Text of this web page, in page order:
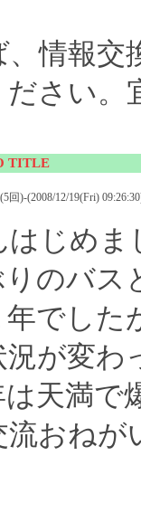
、情報交
さい。
TITLE
回)-(2008/12/19(Fri)
じめま
のバス
でした
が変わ
天満で
おねが